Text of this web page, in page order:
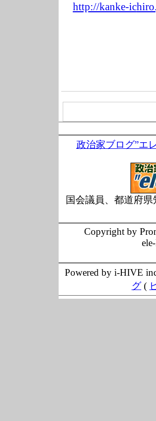
http://kanke-ic
政治家ブログ”エ
国会議員、都道府
Copyright by
Powered by i-HIVE
グ(